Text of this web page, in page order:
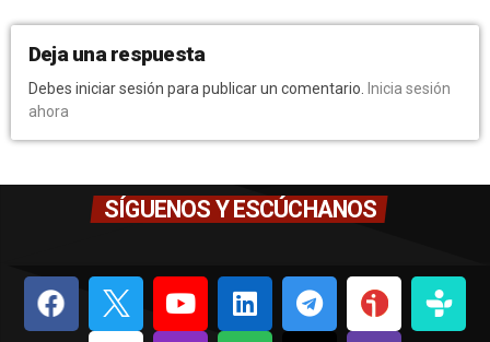
Deja una respuesta
Debes iniciar sesión para publicar un comentario.
Inicia sesión
ahora
SÍGUENOS Y ESCÚCHANOS